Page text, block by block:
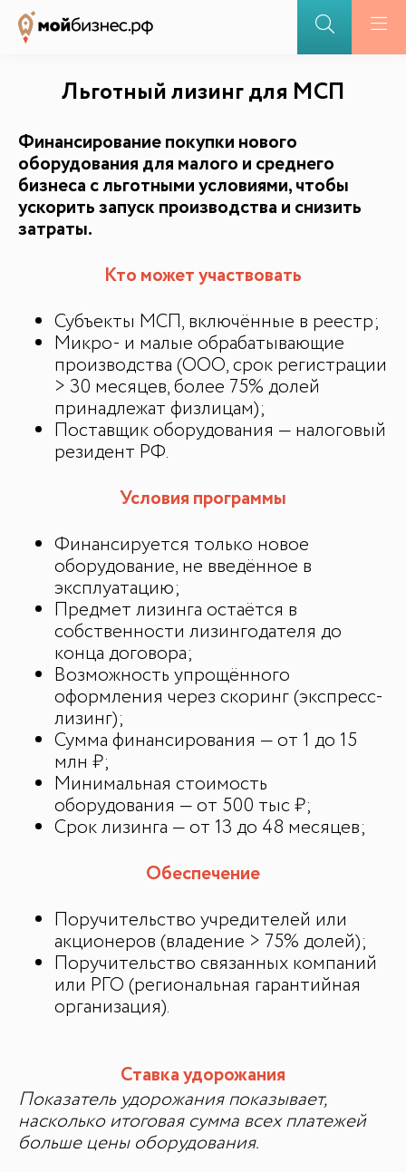
БАЗА ЗНАНИЙ
Видеоуроки и курсы
Вдохновиться
ДЛЯ СМИ
Медиакит
Контакты
Льготный лизинг для МСП
Финансирование покупки нового
оборудования для малого и среднего
бизнеса с льготными условиями, чтобы
ускорить запуск производства и снизить
затраты.
Кто может участвовать
Субъекты МСП, включённые в реестр;
Микро- и малые обрабатывающие
производства (ООО, срок регистрации
> 30 месяцев, более 75% долей
принадлежат физлицам);
Поставщик оборудования — налоговый
резидент РФ.
Условия программы
Финансируется только новое
оборудование, не введённое в
эксплуатацию;
Предмет лизинга остаётся в
собственности лизингодателя до
конца договора;
Возможность упрощённого
оформления через скоринг (экспресс-
лизинг);
Сумма финансирования — от 1 до 15
млн ₽;
Минимальная стоимость
оборудования — от 500 тыс ₽;
Срок лизинга — от 13 до 48 месяцев;
Обеспечение
Поручительство учредителей или
акционеров (владение > 75% долей);
Поручительство связанных компаний
или РГО (региональная гарантийная
организация).
Ставка удорожания
Показатель удорожания показывает,
насколько итоговая сумма всех платежей
больше цены оборудования.